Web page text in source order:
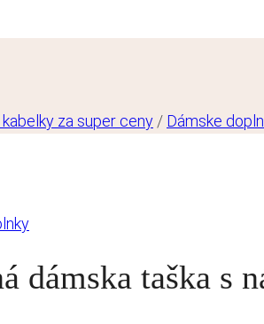
za super ceny / Dámske
dámska taška s